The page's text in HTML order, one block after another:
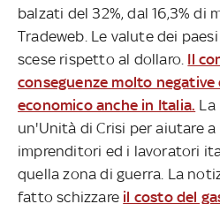
balzati del 32%, dal 16,3% di
Tradeweb. Le valute dei
scese rispetto al dollaro. Il
conseguenze molto
economico anche in Italia. La
un'Unità di Crisi per aiutare
imprenditori ed i lavoratori
quella zona di guerra. La
fatto schizzare il costo del